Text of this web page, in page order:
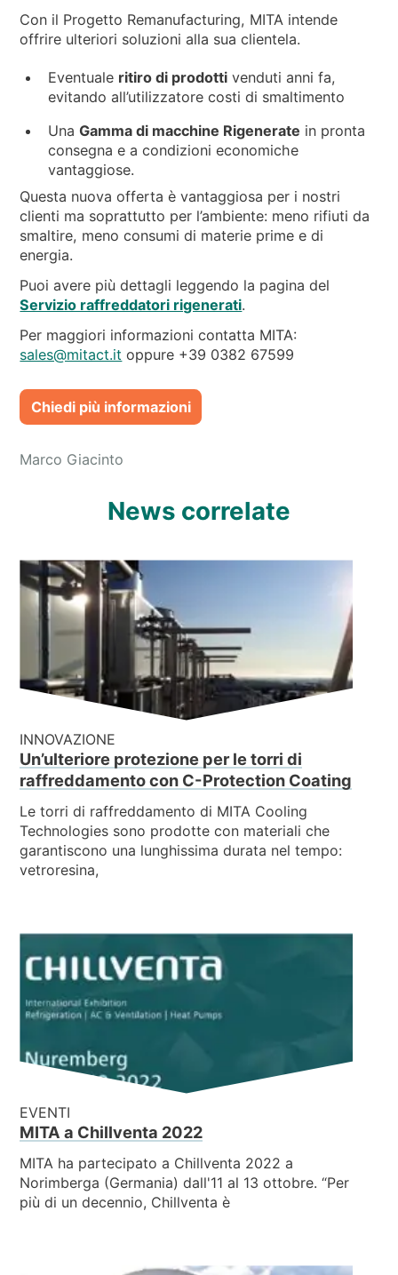
Con il Progetto Remanufacturing, MITA intende
offrire ulteriori soluzioni alla sua clientela.
Eventuale ritiro di prodotti venduti anni fa,
evitando all’utilizzatore costi di smaltimento
UnaGamma di macchine Rigenerate in pronta
consegna e a condizioni economiche
vantaggiose.
Questa nuova offerta è vantaggiosa per i nostri
clienti ma soprattutto per l’ambiente: meno rifiuti da
smaltire, meno consumi di materie prime e di
energia.
Puoi avere più dettagli leggendo la pagina del
Servizio raffreddatori rigenerati.
Per maggiori informazioni contatta MITA:
sales@mitact.it oppure +39 0382 67599
Chiedi più informazioni
Marco Giacinto
News correlate
INNOVAZIONE
Un’ulteriore protezione per le torri di
raffreddamento con C-Protection Coating
Le torri di raffreddamento di MITA Cooling
Technologies sono prodotte con materiali che
garantiscono una lunghissima durata nel tempo:
vetroresina,
EVENTI
MITA a Chillventa 2022
MITA ha partecipato a Chillventa 2022 a
Norimberga (Germania) dall'11 al 13 ottobre. “Per
più di un decennio, Chillventa è